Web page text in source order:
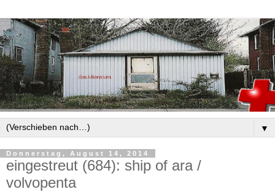
▼
Donnerstag, August 14, 2014
eingestreut (684): ship of ara /
volvopenta